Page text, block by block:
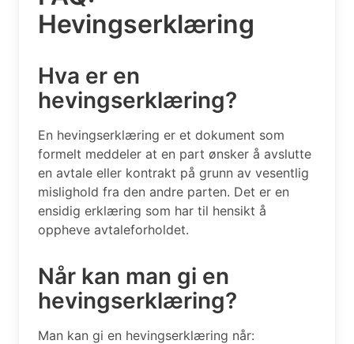
Hevingserklæring
Hva er en
hevingserklæring?
En hevingserklæring er et dokument som
formelt meddeler at en part ønsker å avslutte
en avtale eller kontrakt på grunn av vesentlig
mislighold fra den andre parten. Det er en
ensidig erklæring som har til hensikt å
oppheve avtaleforholdet.
Når kan man gi en
hevingserklæring?
Man kan gi en hevingserklæring når: